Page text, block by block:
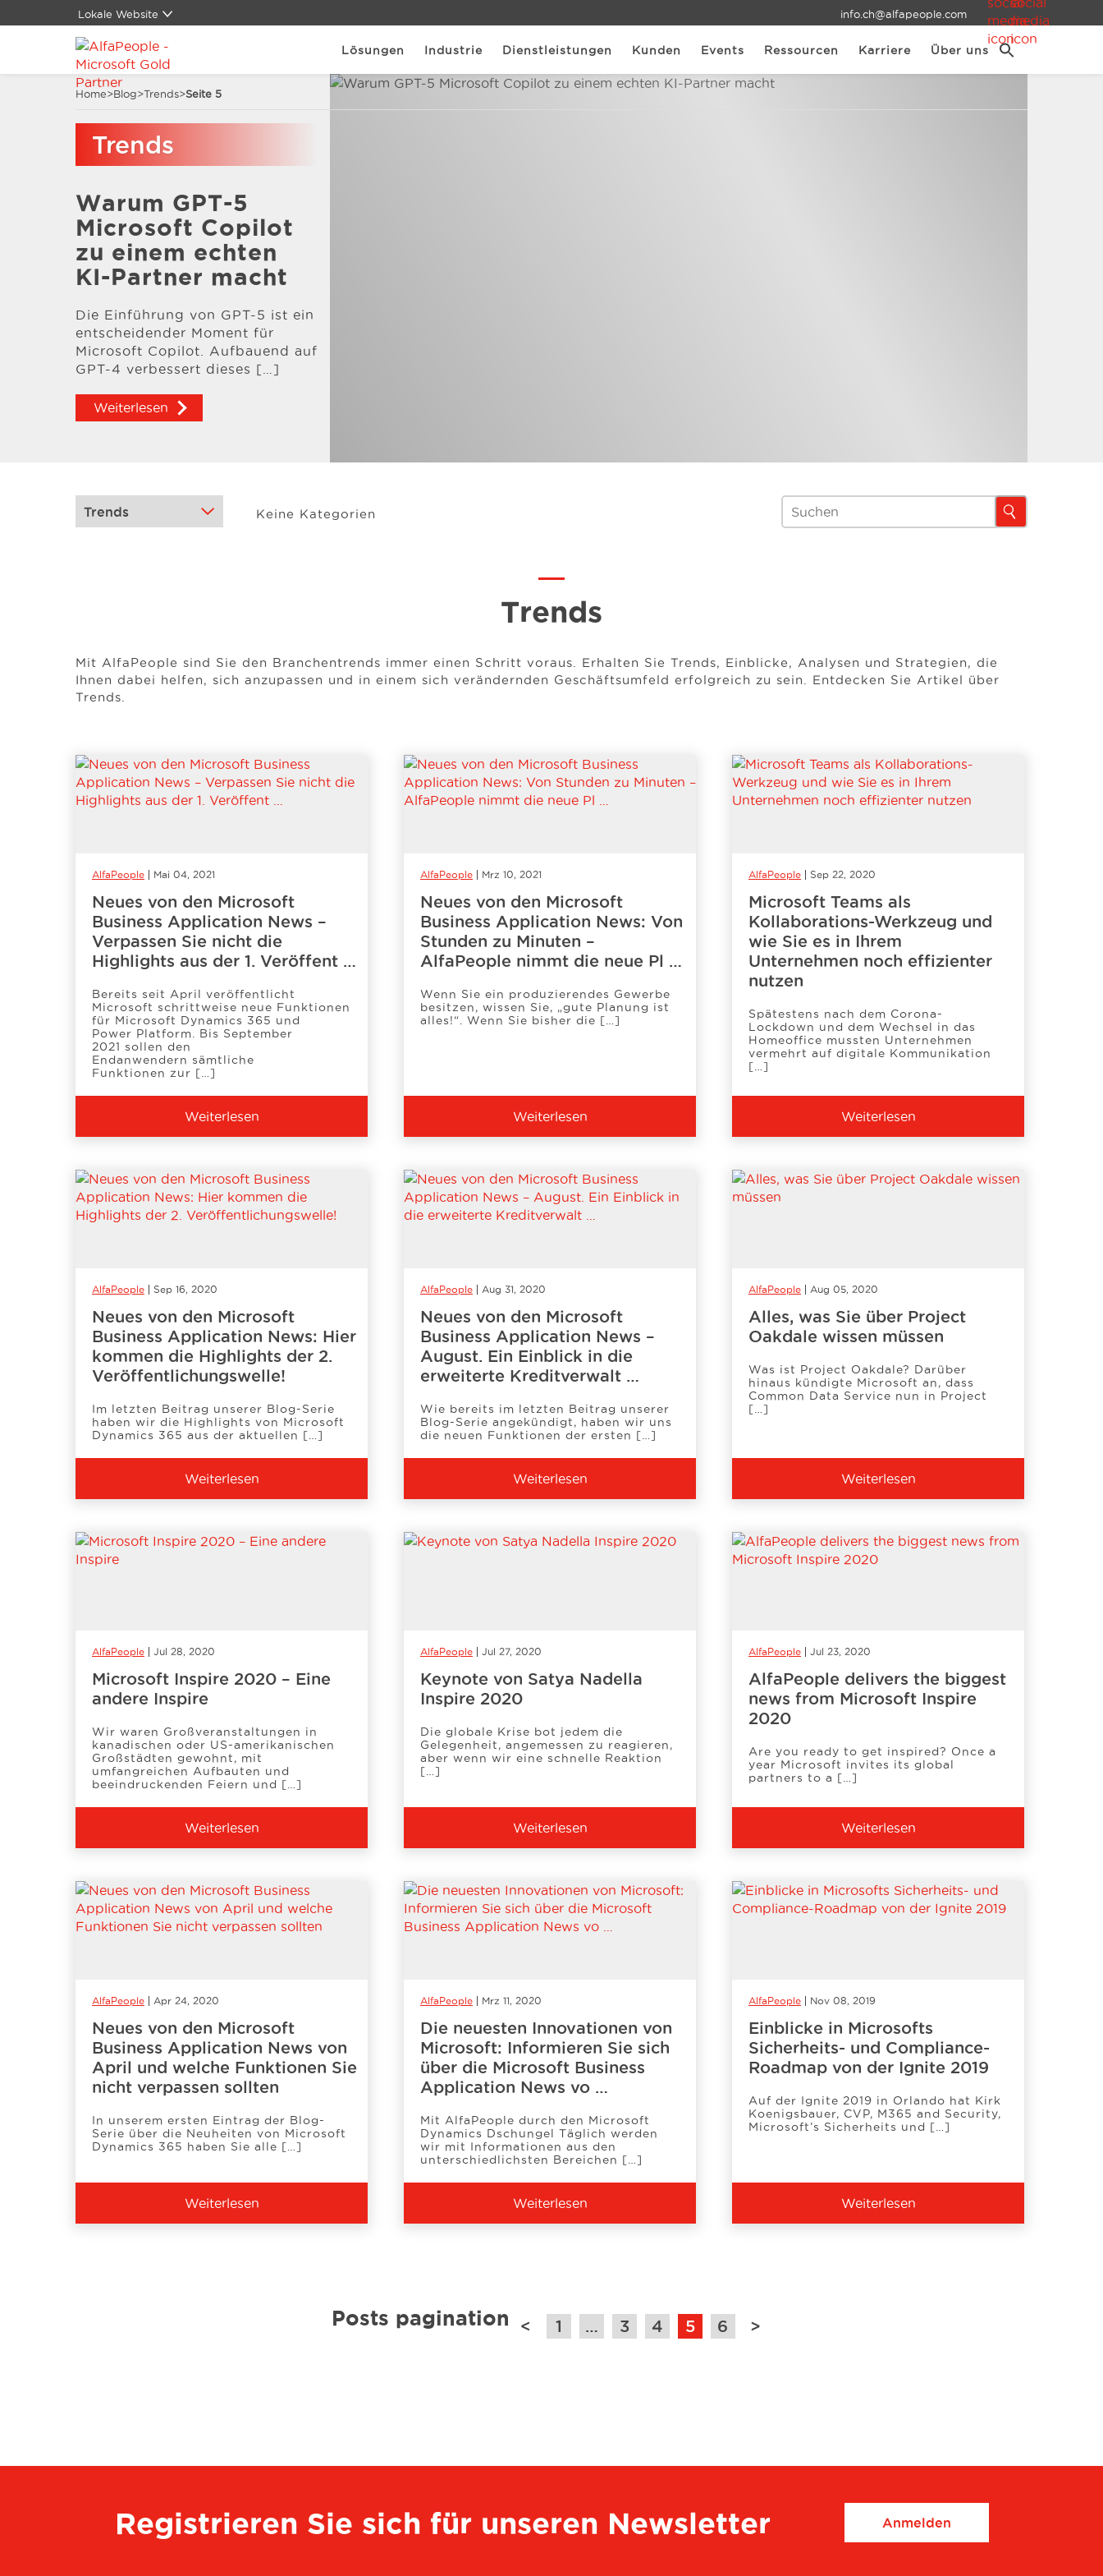
Lokale Website
Global
Brasilien
China
Dänemark
Deutschland
LATAM
Spanien
Vereinigte Staaten
info.ch@alfapeople.com
Lösungen Industrie Dienstleistungen Kunden Events Ressourcen Karriere Über uns
Home>Blog>Trends>Seite 5
Trends
Warum GPT-5
Microsoft Copilot
zu einem echten
KI-Partner macht
Die Einführung von GPT-5 ist ein
entscheidender Moment für
Microsoft Copilot. Aufbauend auf
GPT-4 verbessert dieses […]
Weiterlesen
Keine Kategorien
Trends
Mit AlfaPeople sind Sie den Branchentrends immer einen Schritt voraus. Erhalten Sie Trends, Einblicke, Analysen und Strategien, die
Ihnen dabei helfen, sich anzupassen und in einem sich verändernden Geschäftsumfeld erfolgreich zu sein. Entdecken Sie Artikel über
Trends.
AlfaPeople Mai 04, 2021
Neues von den Microsoft
Business Application News –
Verpassen Sie nicht die
Highlights aus der 1. Veröffent …
Bereits seit April veröffentlicht
Microsoft schrittweise neue Funktionen
für Microsoft Dynamics 365 und
Power Platform. Bis September
2021 sollen den
Endanwendern sämtliche
Funktionen zur […]
Weiterlesen
AlfaPeople Mrz 10, 2021
Neues von den Microsoft
Business Application News: Von
Stunden zu Minuten –
AlfaPeople nimmt die neue Pl …
Wenn Sie ein produzierendes Gewerbe
besitzen, wissen Sie, „gute Planung ist
alles!“. Wenn Sie bisher die […]
Weiterlesen
AlfaPeople Sep 22, 2020
Microsoft Teams als
Kollaborations-Werkzeug und
wie Sie es in Ihrem
Unternehmen noch effizienter
nutzen
Spätestens nach dem Corona-
Lockdown und dem Wechsel in das
Homeoffice mussten Unternehmen
vermehrt auf digitale Kommunikation
[…]
Weiterlesen
AlfaPeople Sep 16, 2020
Neues von den Microsoft
Business Application News: Hier
kommen die Highlights der 2.
Veröffentlichungswelle!
Im letzten Beitrag unserer Blog-Serie
haben wir die Highlights von Microsoft
Dynamics 365 aus der aktuellen […]
Weiterlesen
AlfaPeople Aug 31, 2020
Neues von den Microsoft
Business Application News –
August. Ein Einblick in die
erweiterte Kreditverwalt …
Wie bereits im letzten Beitrag unserer
Blog-Serie angekündigt, haben wir uns
die neuen Funktionen der ersten […]
Weiterlesen
AlfaPeople Aug 05, 2020
Alles, was Sie über Project
Oakdale wissen müssen
Was ist Project Oakdale? Darüber
hinaus kündigte Microsoft an, dass
Common Data Service nun in Project
[…]
Weiterlesen
AlfaPeople Jul 28, 2020
Microsoft Inspire 2020 – Eine
andere Inspire
Wir waren Großveranstaltungen in
kanadischen oder US-amerikanischen
Großstädten gewohnt, mit
umfangreichen Aufbauten und
beeindruckenden Feiern und […]
Weiterlesen
AlfaPeople Jul 27, 2020
Keynote von Satya Nadella
Inspire 2020
Die globale Krise bot jedem die
Gelegenheit, angemessen zu reagieren,
aber wenn wir eine schnelle Reaktion
[…]
Weiterlesen
AlfaPeople Jul 23, 2020
AlfaPeople delivers the biggest
news from Microsoft Inspire
2020
Are you ready to get inspired? Once a
year Microsoft invites its global
partners to a […]
Weiterlesen
AlfaPeople Apr 24, 2020
Neues von den Microsoft
Business Application News von
April und welche Funktionen Sie
nicht verpassen sollten
In unserem ersten Eintrag der Blog-
Serie über die Neuheiten von Microsoft
Dynamics 365 haben Sie alle […]
Weiterlesen
AlfaPeople Mrz 11, 2020
Die neuesten Innovationen von
Microsoft: Informieren Sie sich
über die Microsoft Business
Application News vo …
Mit AlfaPeople durch den Microsoft
Dynamics Dschungel Täglich werden
wir mit Informationen aus den
unterschiedlichsten Bereichen […]
Weiterlesen
AlfaPeople Nov 08, 2019
Einblicke in Microsofts
Sicherheits- und Compliance-
Roadmap von der Ignite 2019
Auf der Ignite 2019 in Orlando hat Kirk
Koenigsbauer, CVP, M365 and Security,
Microsoft’s Sicherheits und […]
Weiterlesen
Posts pagination < 1 … 3 4 5 6 >
Registrieren Sie sich für unseren Newsletter Anmelden